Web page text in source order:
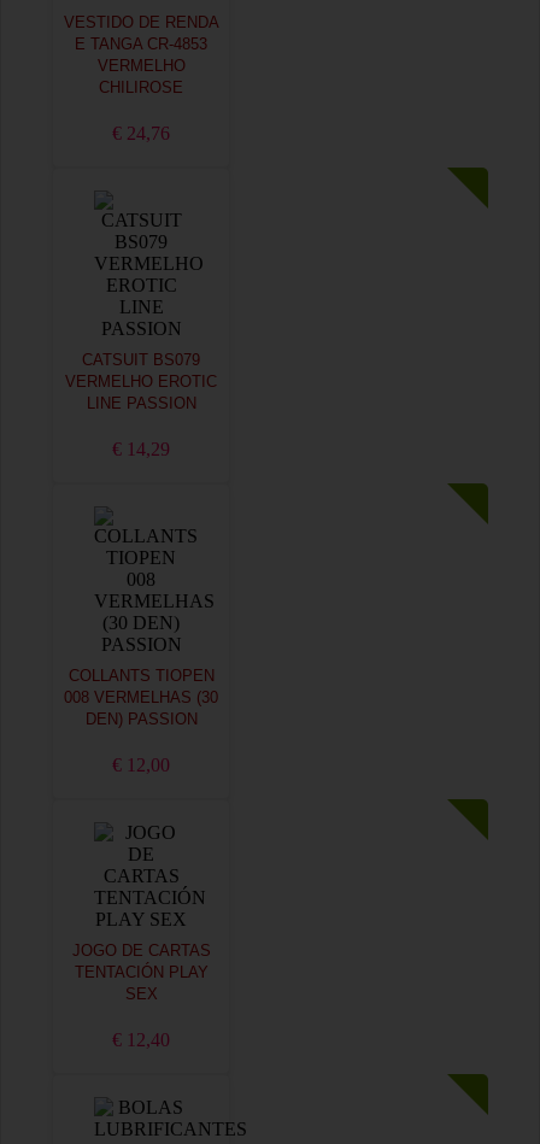
VESTIDO DE RENDA
E TANGA CR-4853
VERMELHO
CHILIROSE
€ 24,76
CATSUIT BS079
VERMELHO EROTIC
LINE PASSION
€ 14,29
COLLANTS TIOPEN
008 VERMELHAS (30
DEN) PASSION
€ 12,00
JOGO DE CARTAS
TENTACIÓN PLAY
SEX
€ 12,40